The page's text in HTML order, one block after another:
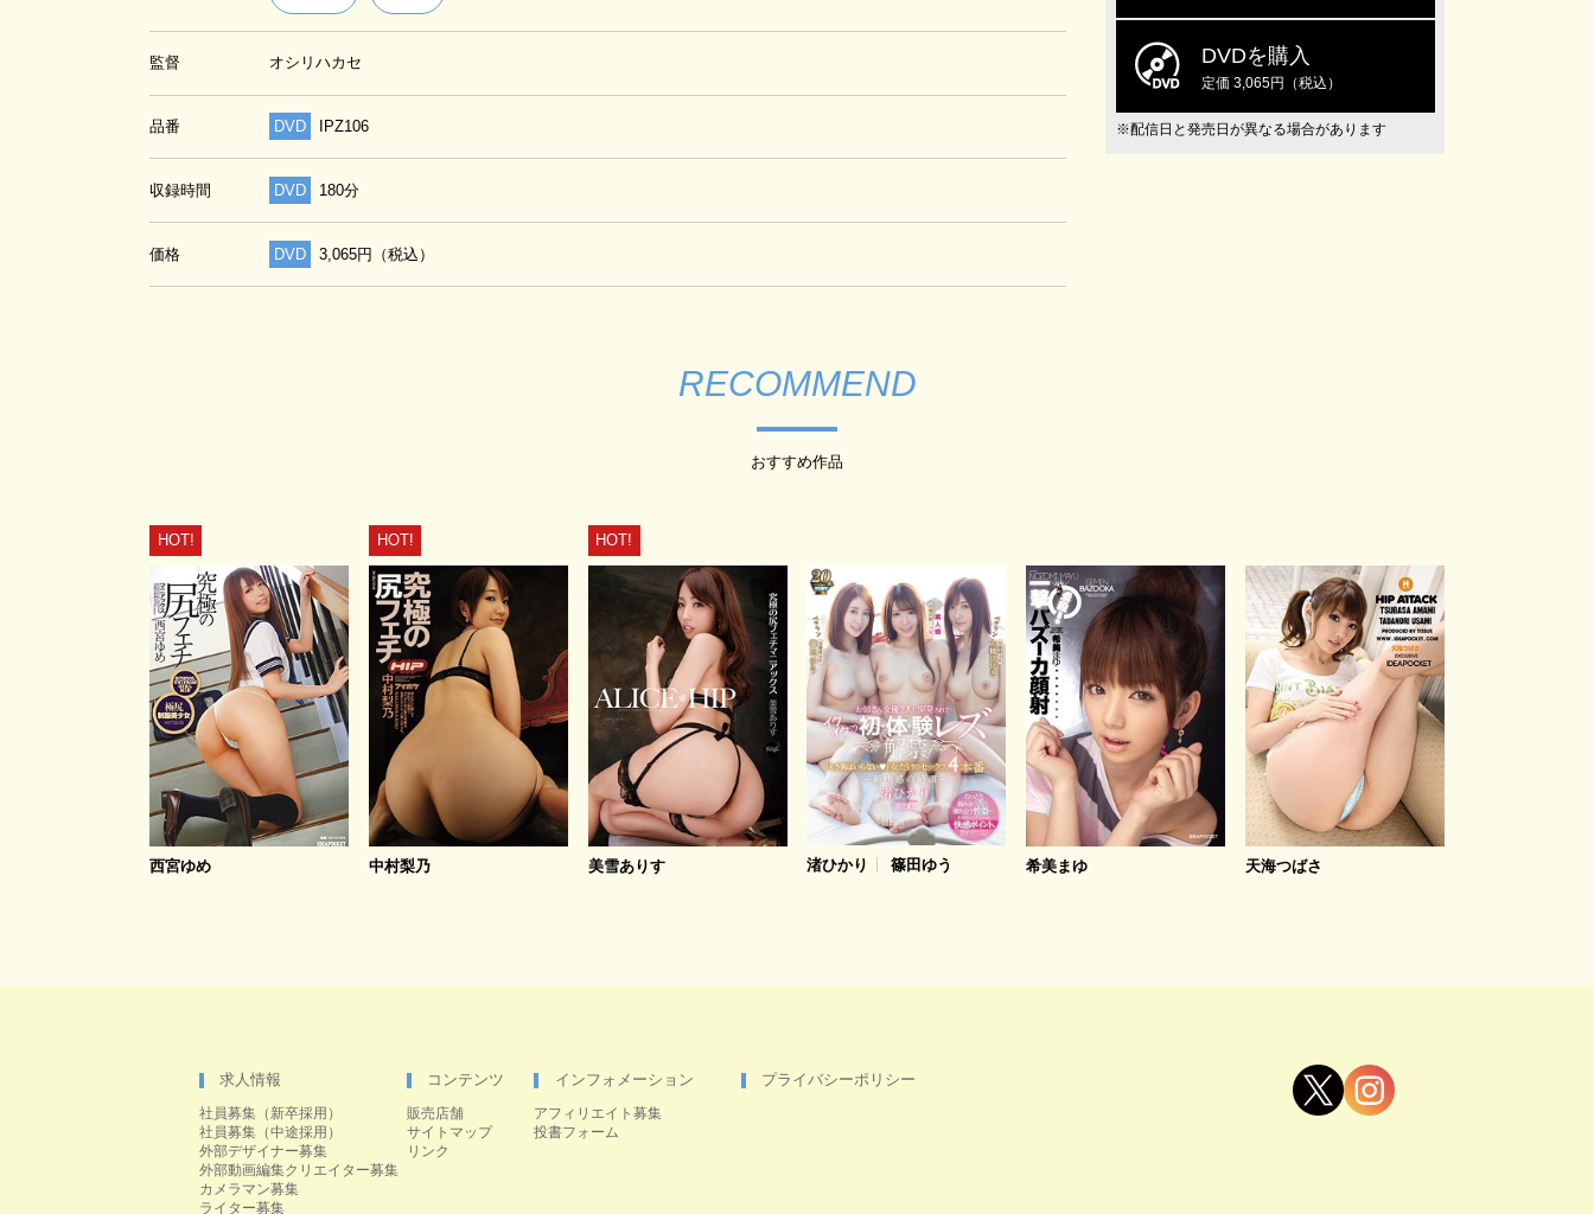
監督 オシリハカセ
品番 DVD IPZ106
収録時間 DVD 180分
価格 DVD 3,065円（税込）
DVDを購入
定価 3,065円（税込）
※配信日と発売日が異なる場合があります
RECOMMEND
おすすめ作品
HOT!
西宮ゆめ
HOT!
中村梨乃
HOT!
美雪ありす 渚ひかり 篠田ゆう 希美まゆ 天海つばさ
求人情報
社員募集（新卒採用）
社員募集（中途採用）
外部デザイナー募集
外部動画編集クリエイター募集
カメラマン募集
ライター募集
コンテンツ
販売店舗
サイトマップ
リンク
インフォメーション
アフィリエイト募集
投書フォーム
プライバシーポリシー